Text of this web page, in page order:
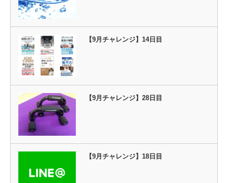
【9月チャレンジ】14日目
【9月チャレンジ】28日目
【9月チャレンジ】18日目